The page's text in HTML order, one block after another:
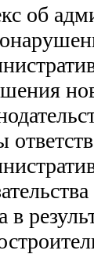
об
в